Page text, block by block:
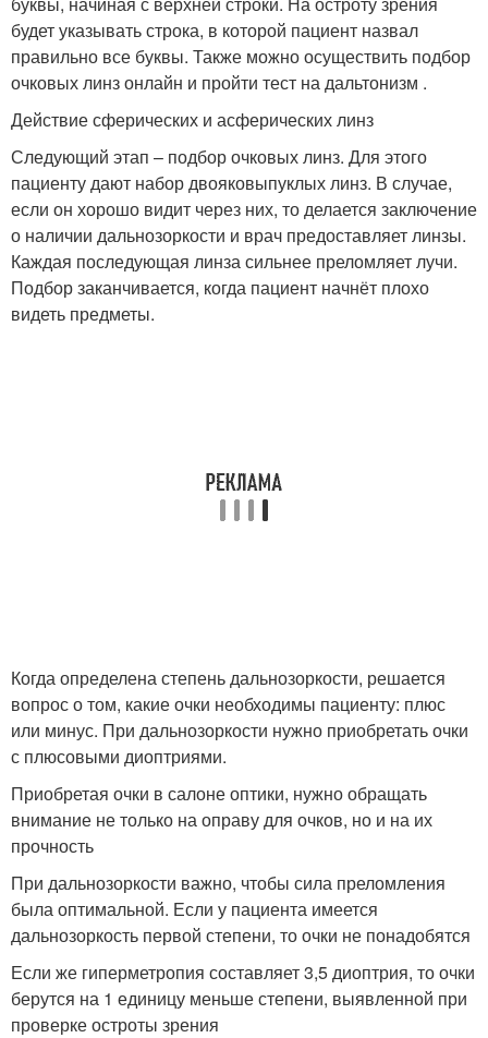
будет указывать строка, в которой пациент назвал
правильно все буквы. Также можно осуществить подбор
очковых линз онлайн и пройти тест на дальтонизм .
Действие сферических и асферических линз
Следующий этап – подбор очковых линз. Для этого
пациенту дают набор двояковыпуклых линз. В случае,
если он хорошо видит через них, то делается заключение
о наличии дальнозоркости и врач предоставляет линзы.
Каждая последующая линза сильнее преломляет лучи.
Подбор заканчивается, когда пациент начнёт плохо
видеть предметы.
Когда определена степень дальнозоркости, решается
вопрос о том, какие очки необходимы пациенту: плюс
или минус. При дальнозоркости нужно приобретать очки
с плюсовыми диоптриями.
Приобретая очки в салоне оптики, нужно обращать
внимание не только на оправу для очков, но и на их
прочность
При дальнозоркости важно, чтобы сила преломления
была оптимальной. Если у пациента имеется
дальнозоркость первой степени, то очки не понадобятся
Если же гиперметропия составляет 3,5 диоптрия, то очки
берутся на 1 единицу меньше степени, выявленной при
проверке остроты зрения